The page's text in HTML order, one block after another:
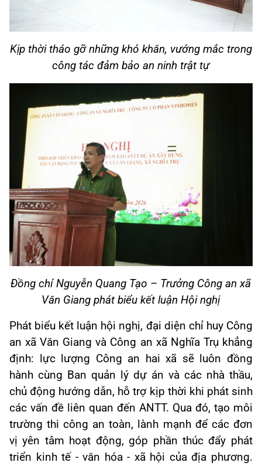
Kịp thời tháo gỡ những khó khăn, vướng mắc trong
công tác đảm bảo an ninh trật tự
Đồng chí Nguyễn Quang Tạo – Trưởng Công an xã
Văn Giang phát biểu kết luận Hội nghị
Phát biểu kết luận hội nghị, đại diện chỉ huy Công
an xã Văn Giang và Công an xã Nghĩa Trụ khẳng
định: lực lượng Công an hai xã sẽ luôn đồng
hành cùng Ban quản lý dự án và các nhà thầu,
chủ động hướng dẫn, hỗ trợ kịp thời khi phát sinh
các vấn đề liên quan đến ANTT. Qua đó, tạo môi
trường thi công an toàn, lành mạnh để các đơn
vị yên tâm hoạt động, góp phần thúc đẩy phát
triển kinh tế - văn hóa - xã hội của địa phương.